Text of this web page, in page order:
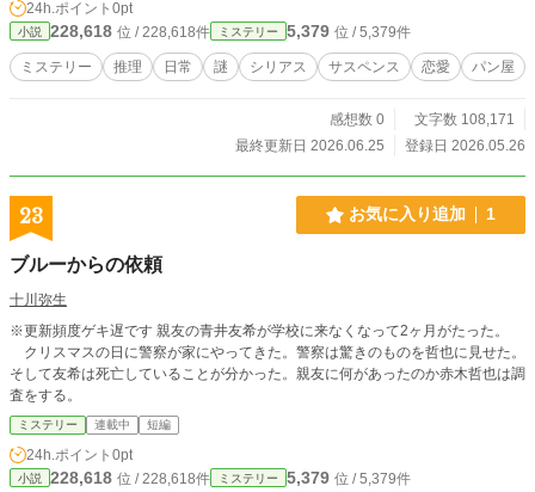
24h.ポイント 0pt
小説 228,618 位 / 228,618件 ミステリー 5,379 位 / 5,379件
ミステリー 推理 日常 謎 シリアス サスペンス 恋愛 パン屋
感想数 0
文字数 108,171
最終更新日 2026.06.25
登録日 2026.05.26
23 お気に入り追加 1
ブルーからの依頼
十川弥生
※更新頻度ゲキ遅です 親友の青井友希が学校に来なくなって2ヶ月がたった。
クリスマスの日に警察が家にやってきた。警察は驚きのものを哲也に見せた。
そして友希は死亡していることが分かった。親友に何があったのか赤木哲也は調
査をする。
ミステリー 連載中 短編
24h.ポイント 0pt
小説 228,618 位 / 228,618件 ミステリー 5,379 位 / 5,379件